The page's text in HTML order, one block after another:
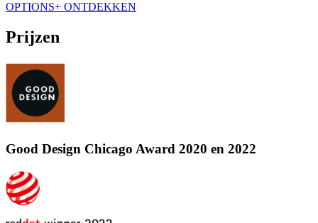
OPTIONS+ ONTDEKKEN
Prijzen
Good Design Chicago Award 2020 en 2022